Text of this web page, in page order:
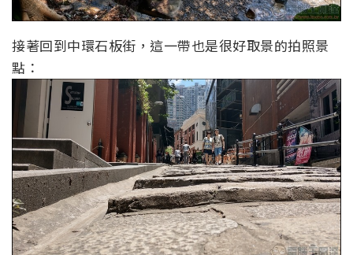
接著回到中環石板街，這一帶也是很好取景的拍照景
點：